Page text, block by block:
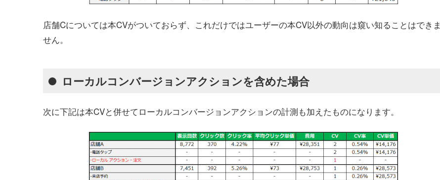
店舗Cについては本CVがついておらず、これだけではユーザーの本CV以外の動向は窺い知ることはできま
せん。
ローカルコンバージョンアクションを含めた場合
次に下記は本CVと併せてローカルコンバージョンアクションの計測も加えたものになります。